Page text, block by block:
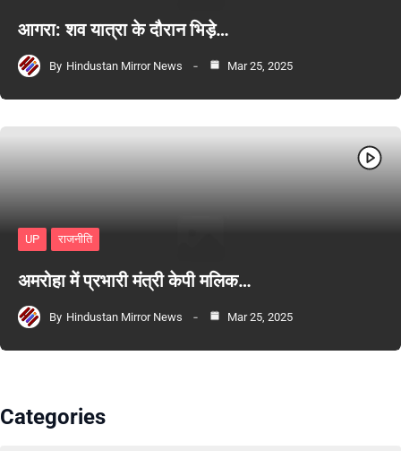
आगरा: शव यात्रा के दौरान भिड़े…
By Hindustan Mirror News Mar 25, 2025
UP राजनीति
अमरोहा में प्रभारी मंत्री केपी मलिक…
By Hindustan Mirror News Mar 25, 2025
Categories